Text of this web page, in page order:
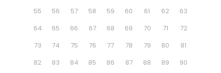
55
56 57 58 59 60 61 62
63
64
65 66 67 68 69 70 71
72
73
74 75 76 77 78 79 80
81
82
83 84 85 86 87 88 89
90